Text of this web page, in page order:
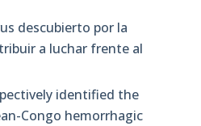
descubierto por la
a luchar frente al
identified the
Congo hemorrhagic